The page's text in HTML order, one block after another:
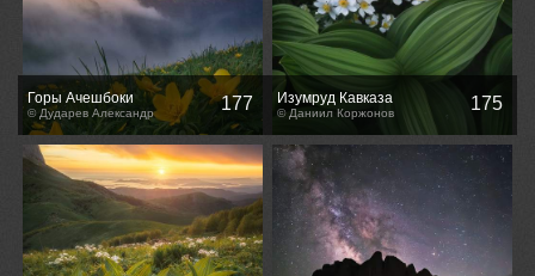
Горы Ачешбоки
© Дударев Александр 177 Изумруд Кавказа
© Даниил Коржонов 175